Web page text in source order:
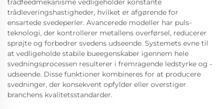
trådfeedmekanisme vedligeholder konstante
trådleveringshastigheder, hvilket er afgørende for
ensartede svedeperler. Avancerede modeller har puls-
teknologi, der kontrollerer metallens overførsel, reducerer
sprøjte og forbedrer svedens udseende. Systemets evne til
at vedligeholde stabile bueegenskaber igennem hele
svedningsprocessen resulterer i fremragende ledstyrke og -
udseende. Disse funktioner kombineres for at producere
svedninger, der konsekvent opfylder eller overstiger
branchens kvalitetsstandarder.